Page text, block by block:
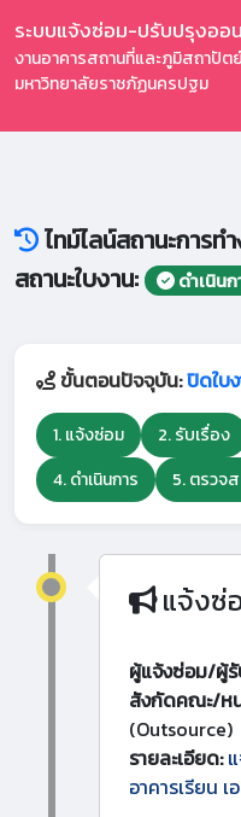
ระบบแจ้งซ่อม-ปรับปรุงออ
งานอาคารสถานที่และภูมิสถาปัต
มหาวิทยาลัยราชภัฏนครปฐม
ไทม์ไลน์สถานะการท
สถานะใบงาน:
ดำเนิน
ขั้นตอนปัจจุบัน:ปิดใบ
1. แจ้งซ่อม 2. รับเรื่อง
4. ดำเนินการ
5. ตรวจ
แจ้งซ่
ผู้แจ้งซ่อม/ผู้รั
สังกัดคณะ/ห
(Outsource)
รายละเอียด:
อาคารเรียน